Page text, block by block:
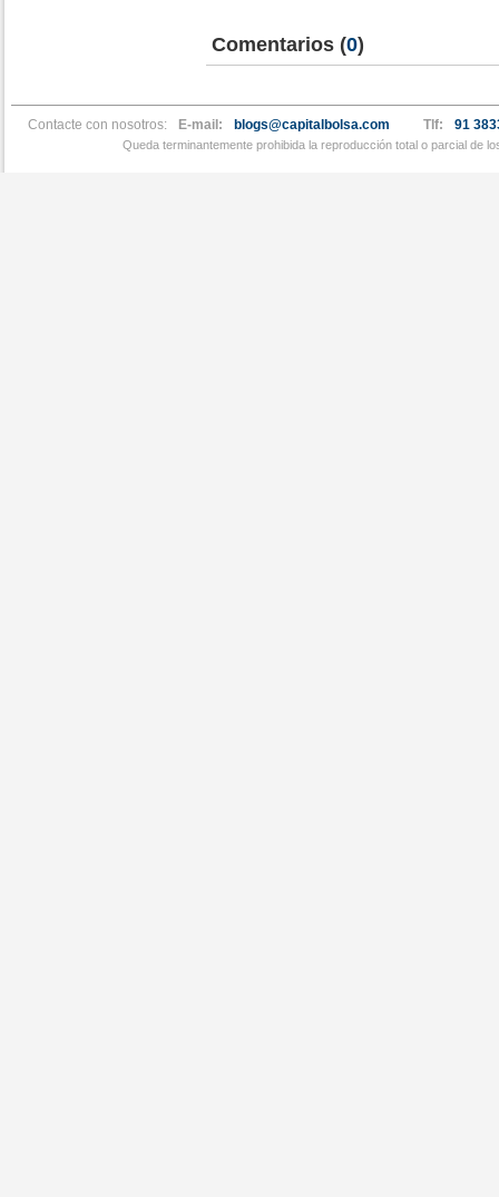
Comentarios (0)
Contacte con nosotros: E-mail: blogs@capitalbolsa.com Tlf: 91
Queda terminantemente prohibida la reproducción total o parcial de